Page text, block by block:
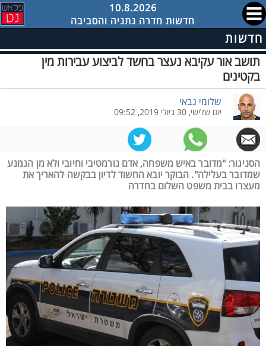
10.8.2026
חדשות חדרה נתניה והסביבה
חדשות
תושב אור עקיבא נעצר בחשד לביצוע עבירות מין
בקטינים
שלומי גבאי
יום שלישי, 30 ביולי 2019, 09:52
הסניגור: "מדובר באיש משפחה, אדם נורמטיבי וחיובי ולא מן הנמנע
שמדובר בעלילה". הבוקר יובא החשוד לדיון בבקשה להאריך את
מעצרו בבית משפט השלום בחדרה